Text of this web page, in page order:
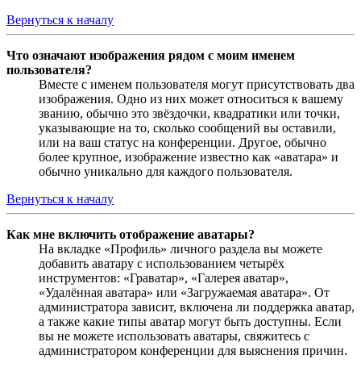
Вернуться к началу
Что означают изображения рядом с моим именем
пользователя?
Вместе с именем пользователя могут присутствовать два
изображения. Одно из них может относиться к вашему
званию, обычно это звёздочки, квадратики или точки,
указывающие на то, сколько сообщений вы оставили,
или на ваш статус на конференции. Другое, обычно
более крупное, изображение известно как «аватара» и
обычно уникально для каждого пользователя.
Вернуться к началу
Как мне включить отображение аватары?
На вкладке «Профиль» личного раздела вы можете
добавить аватару с использованием четырёх
инструментов: «Граватар», «Галерея аватар»,
«Удалённая аватара» или «Загружаемая аватара». От
администратора зависит, включена ли поддержка аватар,
а также какие типы аватар могут быть доступны. Если
вы не можете использовать аватары, свяжитесь с
администратором конференции для выяснения причин.